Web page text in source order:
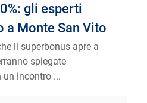
gli esperti
a Monte San Vito
il superbonus apre a
spiegate
incontro ...